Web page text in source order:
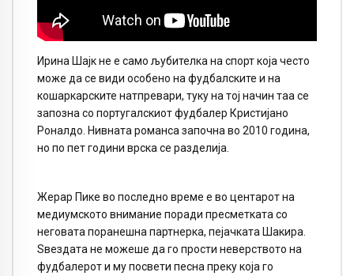
Ирина Шајк не е само љубителка на спорт која често
може да се види особено на фудбалските и на
кошаркарските натпревари, туку на тој начин таа се
запозна со португалскиот фудбалер Кристијано
Роналдо. Нивната романса започна во 2010 година,
но по пет години врска се разделија.
Жерар Пике во последно време е во центарот на
медиумското внимание поради пресметката со
неговата поранешна партнерка, пејачката Шакира.
Ѕвездата не можеше да го прости неверството на
фудбалерот и му посвети песна преку која го